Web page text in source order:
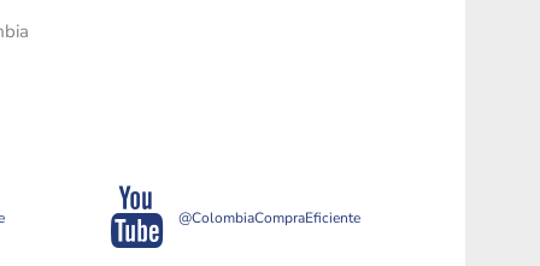
@ColombiaCompraEficiente